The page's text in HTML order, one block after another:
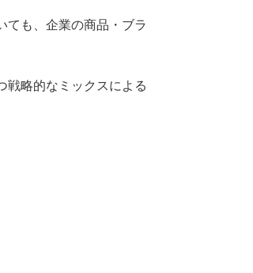
ても、企業の商品・ブラ
戦略的なミックスによる